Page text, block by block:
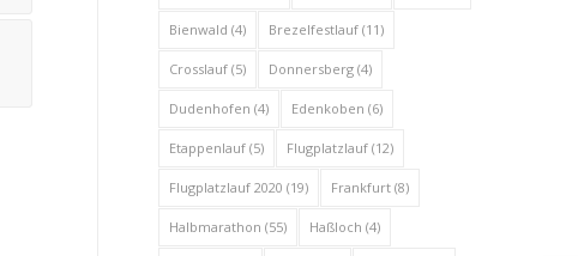
Bienwald (4) Brezelfestlauf(11)
Crosslauf(5) Donnersberg(4)
Dudenhofen (4) Edenkoben (6)
Etappenlauf(5) Flugplatzlauf(12)
Flugplatzlauf 2020 (19) Frankfurt(8)
Halbmarathon (55) Haßloch (4)